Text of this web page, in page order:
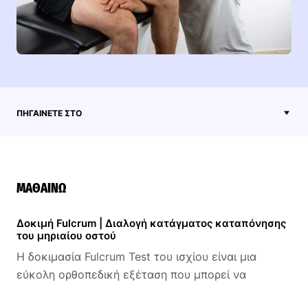
ΠΗΓΑΊΝΕΤΕ ΣΤΟ
ΜΑΘΑΊΝΩ
Δοκιμή Fulcrum | Διαλογή κατάγματος καταπόνησης
του μηριαίου οστού
Η δοκιμασία Fulcrum Test του ισχίου είναι μια
εύκολη ορθοπεδική εξέταση που μπορεί να